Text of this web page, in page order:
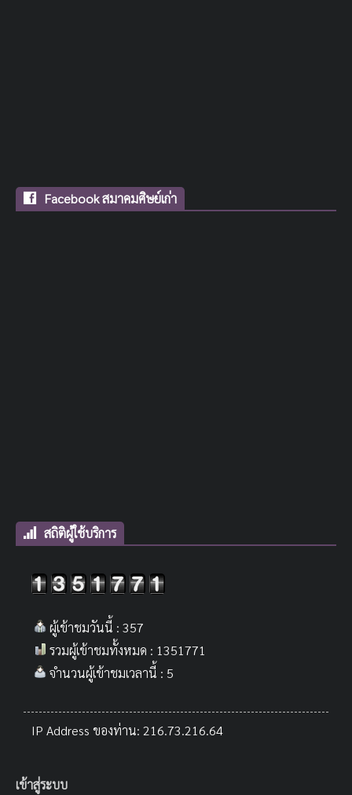
Facebook สมาคมศิษย์เก่า
สถิติผู้ใช้บริการ
ผู้เข้าชมวันนี้ : 357
รวมผู้เข้าชมทั้งหมด : 1351771
จำนวนผู้เข้าชมเวลานี้ : 5
IP Address ของท่าน: 216.73.216.64
เข้าสู่ระบบ